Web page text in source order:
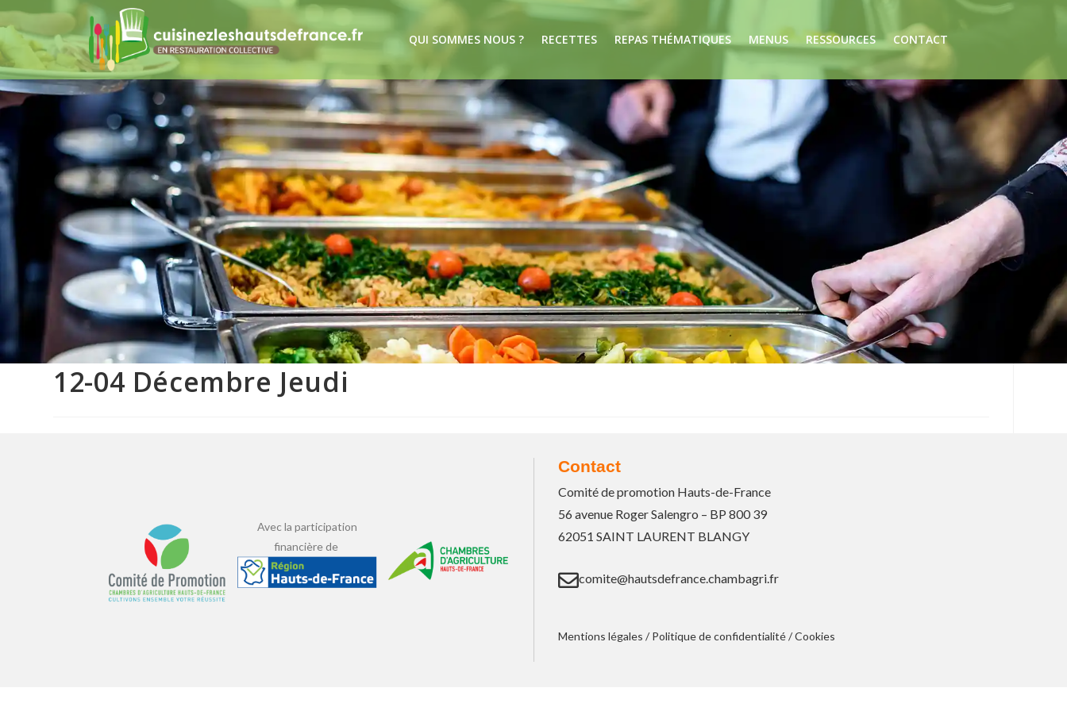
QUI SOMMES NOUS ? RECETTES REPAS THÉMATIQUES MENUS RESSOURCES CONTACT
12-04 Décembre Jeudi
Avec la participation
financière de
Contact
Comité de promotion Hauts-de-France
56 avenue Roger Salengro – BP 800 39
62051 SAINT LAURENT BLANGY
comite@hautsdefrance.chambagri.fr
Mentions légales / Politique de confidentialité/Cookies